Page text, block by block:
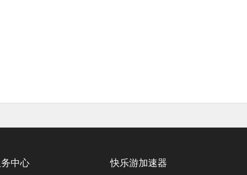
务中心 快乐游加速器